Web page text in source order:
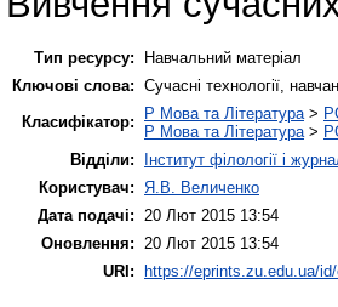
Тип ресурсу:
Навчальний матеріал
Ключові слова: Сучасні технології,
Класифікатор:
P Мова та Література >
P Мова та Література >
Відділи:
Інститут філології і
Користувач:
Я.В. Величенко
Дата подачі:
20 Лют 2015 13:54
Оновлення:
20 Лют 2015 13:54
URI: https://eprints.zu.edu.ua/